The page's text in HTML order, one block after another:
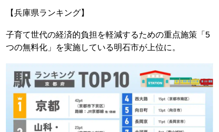
【兵庫県ランキング】
子育て世代の経済的負担を軽減するための重点施策「5
つの無料化」を実施している明石市が上位に。